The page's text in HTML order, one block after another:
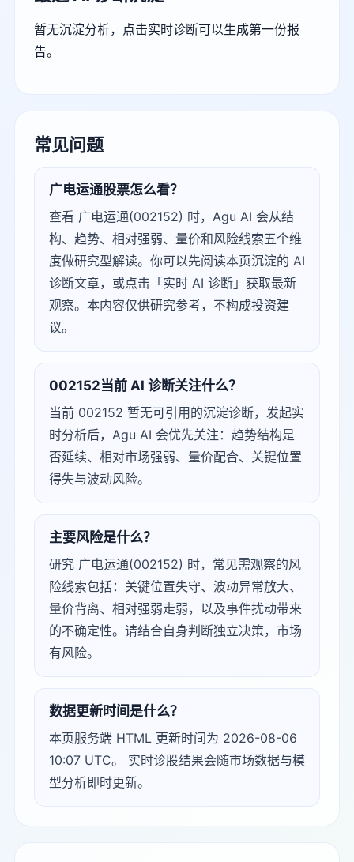
暂无沉淀分析，点击实时诊断可以生成第一份报
告。
常见问题
广电运通股票怎么看？
查看 广电运通(002152) 时，Agu AI 会从结
构、趋势、相对强弱、量价和风险线索五个维
度做研究型解读。你可以先阅读本页沉淀的 AI
诊断文章，或点击「实时 AI 诊断」获取最新
观察。本内容仅供研究参考，不构成投资建
议。
002152当前 AI 诊断关注什么？
当前 002152 暂无可引用的沉淀诊断，发起实
时分析后，Agu AI 会优先关注：趋势结构是
否延续、相对市场强弱、量价配合、关键位置
得失与波动风险。
主要风险是什么？
研究 广电运通(002152) 时，常见需观察的风
险线索包括：关键位置失守、波动异常放大、
量价背离、相对强弱走弱，以及事件扰动带来
的不确定性。请结合自身判断独立决策，市场
有风险。
数据更新时间是什么？
本页服务端 HTML 更新时间为 2026-08-06
10:07 UTC。 实时诊股结果会随市场数据与模
型分析即时更新。